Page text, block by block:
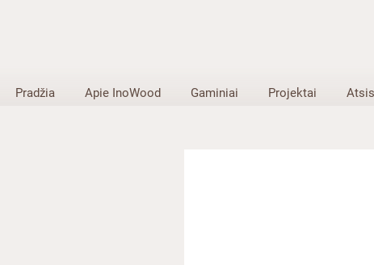
Pradžia Apie InoWood Gaminiai Projektai